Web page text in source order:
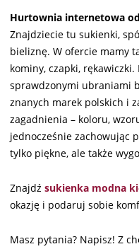
Hurtownia internetowa
Znajdziecie tu sukienki,
bieliznę. W ofercie mamy
kominy, czapki,
sprawdzonymi ubraniami
znanych marek polskich i
zagadnienia – koloru,
jednocześnie zachowując
tylko piękne, ale także
Znajdź sukienka modna
okazję i podaruj sobie
Masz pytania? Napisz! Z